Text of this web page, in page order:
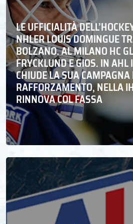
LE UFFICIALITÀ
NHLER LOUIS DOMINGUE
BOLZANO. AL MILANO HC
FRYCKLUND E GIOS. IN AHL
CHIUDE LA SUA CAMPAGNA
RAFFORZAMENTO, NELLA
RINNOVA COL FASSA